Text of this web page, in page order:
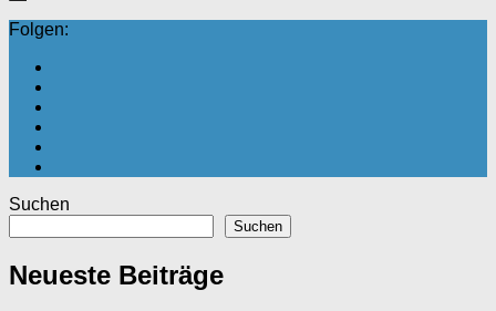
Folgen:
Suchen
Suchen
Neueste Beiträge